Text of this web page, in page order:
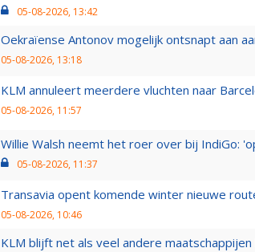
05-08-2026, 13:42
Oekraïense Antonov mogelijk ontsnapt aan
05-08-2026, 13:18
KLM annuleert meerdere vluchten naar
05-08-2026, 11:57
Willie Walsh neemt het roer over bij IndiGo:
05-08-2026, 11:37
Transavia opent komende winter nieuwe
05-08-2026, 10:46
KLM blijft net als veel andere